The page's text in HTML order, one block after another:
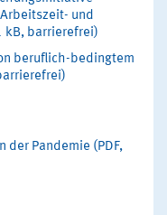
und
kB, barrierefrei)
beruflich-bedingtem
der Pandemie (PDF,